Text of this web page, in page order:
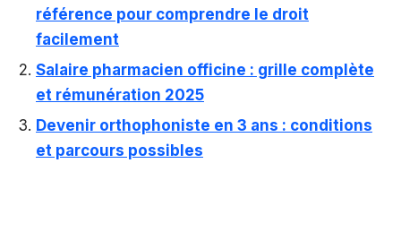
référence pour comprendre le droit
facilement
Salaire pharmacien officine : grille complète
et rémunération 2025
Devenir orthophoniste en 3 ans : conditions
et parcours possibles